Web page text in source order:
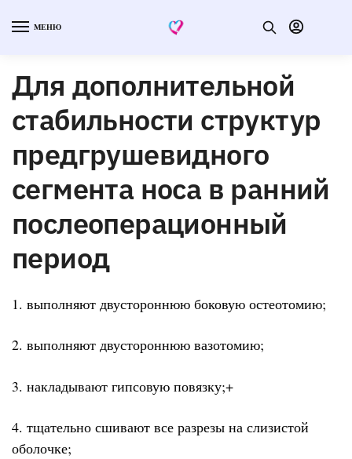
МЕНЮ
Для дополнительной
стабильности структур
предгрушевидного
сегмента носа в ранний
послеоперационный
период
1. выполняют двустороннюю боковую остеотомию;
2. выполняют двустороннюю вазотомию;
3. накладывают гипсовую повязку;+
4. тщательно сшивают все разрезы на слизистой
оболочке;